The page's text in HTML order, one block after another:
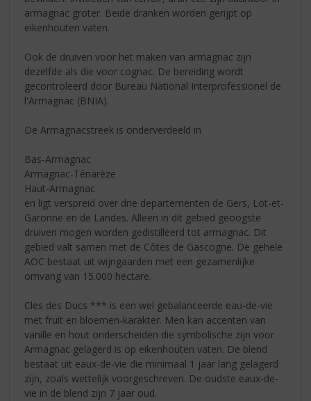
armagnac groter. Beide dranken worden gerijpt op
eikenhouten vaten.
Ook de druiven voor het maken van armagnac zijn
dezelfde als die voor cognac. De bereiding wordt
gecontroleerd door Bureau National Interprofessionel de
l'Armagnac (BNIA).
De Armagnacstreek is onderverdeeld in
Bas-Armagnac
Armagnac-Ténarèze
Haut-Armagnac
en ligt verspreid over drie departementen de Gers, Lot-et-
Garonne en de Landes. Alleen in dit gebied geoogste
druiven mogen worden gedistilleerd tot armagnac. Dit
gebied valt samen met de Côtes de Gascogne. De gehele
AOC bestaat uit wijngaarden met een gezamenlijke
omvang van 15.000 hectare.
Cles des Ducs *** is een wel gebalanceerde eau-de-vie
met fruit en bloemen-karakter. Men kan accenten van
vanille en hout onderscheiden die symbolische zijn voor
Armagnac gelagerd is op eikenhouten vaten. De blend
bestaat uit eaux-de-vie die minimaal 1 jaar lang gelagerd
zijn, zoals wettelijk voorgeschreven. De oudste eaux-de-
vie in de blend zijn 7 jaar oud.